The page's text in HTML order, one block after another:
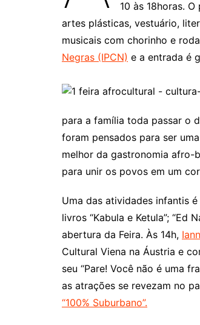
10 às 18horas.
artes plásticas, vestuário,
musicais com chorinho e
Negras (IPCN) e a entrada é
para a família toda passar o
foram pensados para ser
melhor da gastronomia afro-
para unir os povos em um
Uma das atividades infantis
livros “Kabula e Ketula”; “Ed
abertura da Feira. Às 14h,
Cultural Viena na Áustria e
seu “Pare! Você não é uma
as atrações se revezam no
“100% Suburbano”.